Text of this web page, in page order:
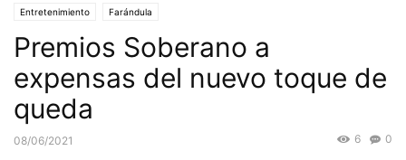
Entretenimiento Farándula
Premios Soberano a
expensas del nuevo toque de
queda
08/06/2021 0
6